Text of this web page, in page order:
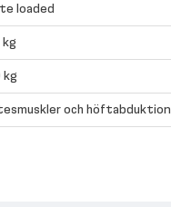
loaded
kg
kg
och höftabduktion